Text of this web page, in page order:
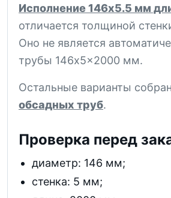
Исполнение 146x5.5 мм
отличается толщиной
Оно не является
трубы 146x5x2000 мм.
Остальные варианты
обсадных труб.
Проверка перед
диаметр: 146 мм;
стенка: 5 мм;